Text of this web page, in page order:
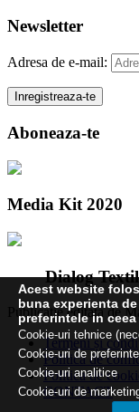
Newsletter
Adresa de e-mail:
Aboneaza-te
Media Kit 2020
Dialog
Publicatie editata de
Termeni și
Politica de
Politica de
CONTACT
Acest website
buna experienta
preferintele in
Cookie-uri tehnice
Cookie-uri de preferinte
Cookie-uri analitice
Cookie-uri de